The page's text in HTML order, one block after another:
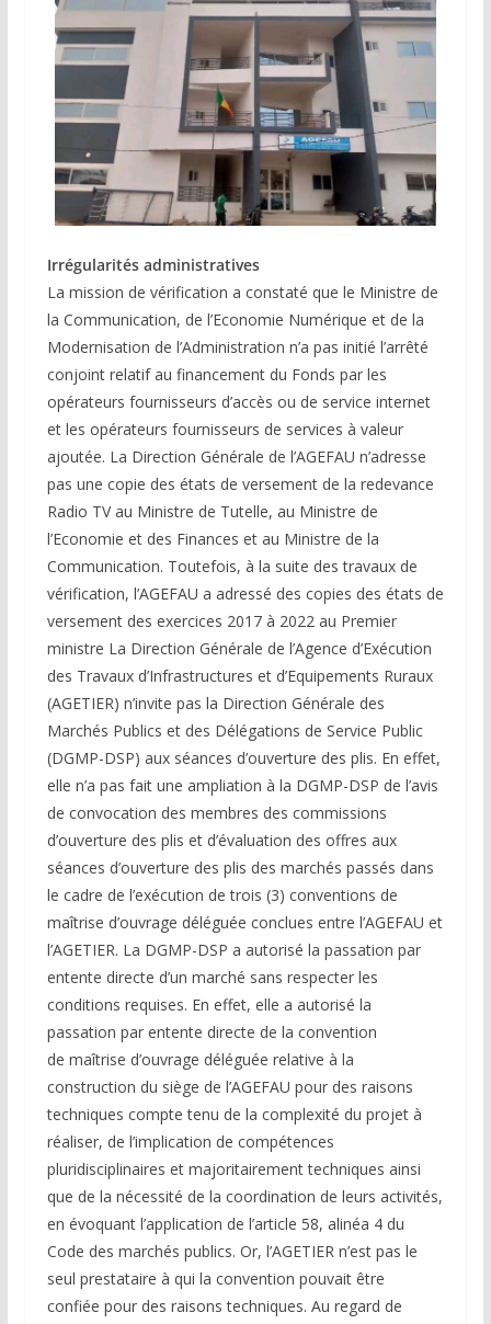
Irrégularités administratives
La mission de vérification a constaté que le Ministre de
la Communication, de l’Economie Numérique et de la
Modernisation de l’Administration n’a pas initié l’arrêté
conjoint relatif au financement du Fonds par les
opérateurs fournisseurs d’accès ou de service internet
et les opérateurs fournisseurs de services à valeur
ajoutée. La Direction Générale de l’AGEFAU n’adresse
pas une copie des états de versement de la redevance
Radio TV au Ministre de Tutelle, au Ministre de
l’Economie et des Finances et au Ministre de la
Communication. Toutefois, à la suite des travaux de
vérification, l’AGEFAU a adressé des copies des états de
versement des exercices 2017 à 2022 au Premier
ministre La Direction Générale de l’Agence d’Exécution
des Travaux d’Infrastructures et d’Equipements Ruraux
(AGETIER) n’invite pas la Direction Générale des
Marchés Publics et des Délégations de Service Public
(DGMP-DSP) aux séances d’ouverture des plis. En effet,
elle n’a pas fait une ampliation à la DGMP-DSP de l’avis
de convocation des membres des commissions
d’ouverture des plis et d’évaluation des offres aux
séances d’ouverture des plis des marchés passés dans
le cadre de l’exécution de trois (3) conventions de
maîtrise d’ouvrage déléguée conclues entre l’AGEFAU et
l’AGETIER. La DGMP-DSP a autorisé la passation par
entente directe d’un marché sans respecter les
conditions requises. En effet, elle a autorisé la
passation par entente directe de la convention
de maîtrise d’ouvrage déléguée relative à la
construction du siège de l’AGEFAU pour des raisons
techniques compte tenu de la complexité du projet à
réaliser, de l’implication de compétences
pluridisciplinaires et majoritairement techniques ainsi
que de la nécessité de la coordination de leurs activités,
en évoquant l’application de l’article 58, alinéa 4 du
Code des marchés publics. Or, l’AGETIER n’est pas le
seul prestataire à qui la convention pouvait être
confiée pour des raisons techniques. Au regard de